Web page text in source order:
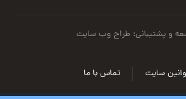
و پشتیبانی: طراح وب سایت
تماس با ما سایت